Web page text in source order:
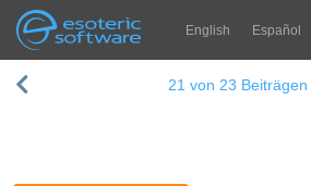
Esoteric Software
Navigation English Español
STARTSEITE Spine
21 von 23 Beiträgen